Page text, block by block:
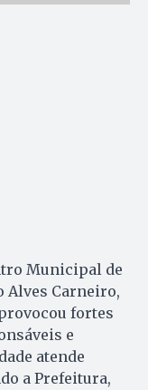
Municipal de
Alves Carneiro,
fortes
​​e
atende
a Prefeitura,